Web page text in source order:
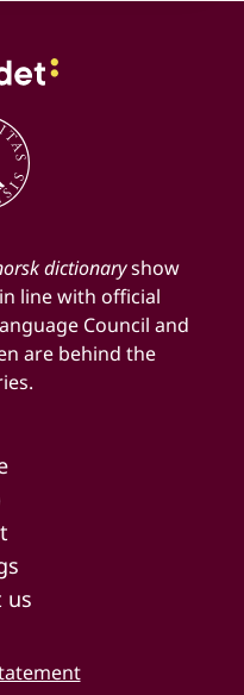
dictionaryshow
line with official
Council and
are behind the
us